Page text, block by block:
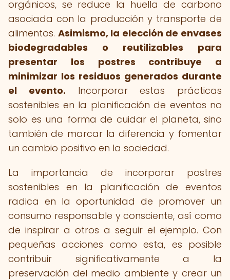
orgánicos, se reduce la huella de carbono
asociada con la producción y transporte de
alimentos. Asimismo, la elección de envases
biodegradables o reutilizables para
presentar los postres contribuye a
minimizar los residuos generados durante
el evento. Incorporar estas prácticas
sostenibles en la planificación de eventos no
solo es una forma de cuidar el planeta, sino
también de marcar la diferencia y fomentar
un cambio positivo en la sociedad.
La importancia de incorporar postres
sostenibles en la planificación de eventos
radica en la oportunidad de promover un
consumo responsable y consciente, así como
de inspirar a otros a seguir el ejemplo. Con
pequeñas acciones como esta, es posible
contribuir significativamente a la
preservación del medio ambiente y crear un